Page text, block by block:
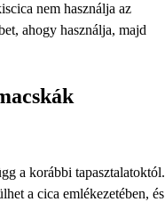
nem használja az
ahogy használja, majd
a korábbi tapasztalatoktól.
a cica emlékezetében, és